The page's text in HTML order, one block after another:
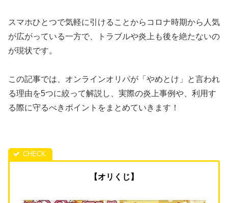
スマホひとつで気軽に引けることからコロナ時期から人気
が広がっている一方で、トラブルや炎上も後を絶たないの
が現状です。
この記事では、オンラインオリパが「やめとけ」と言われ
る理由を5つに絞って解説し、実際の炎上事例や、利用す
る際に守るべきポイントをまとめていきます！
【オリくじ】